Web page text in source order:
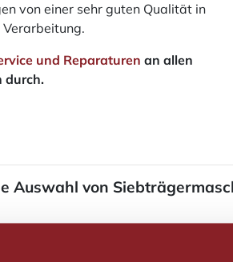
von einer sehr guten Qualität in
Verarbeitung.
und Reparaturen an allen
durch.
Auswahl von